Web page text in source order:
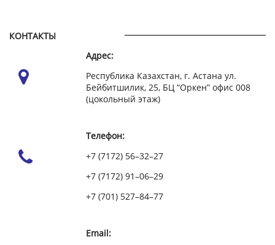
КОНТАКТЫ
Адрес:
Республика Казахстан, г. Астана ул.
Бейбитшилик, 25, БЦ “Оркен” офис 008
(цокольный этаж)
Телефон:
+7 (7172) 56–32–27
+7 (7172) 91–06–29
+7 (701) 527–84–77
Email: